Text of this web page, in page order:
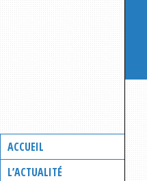
ACCUEIL
L’ACTUALITÉ